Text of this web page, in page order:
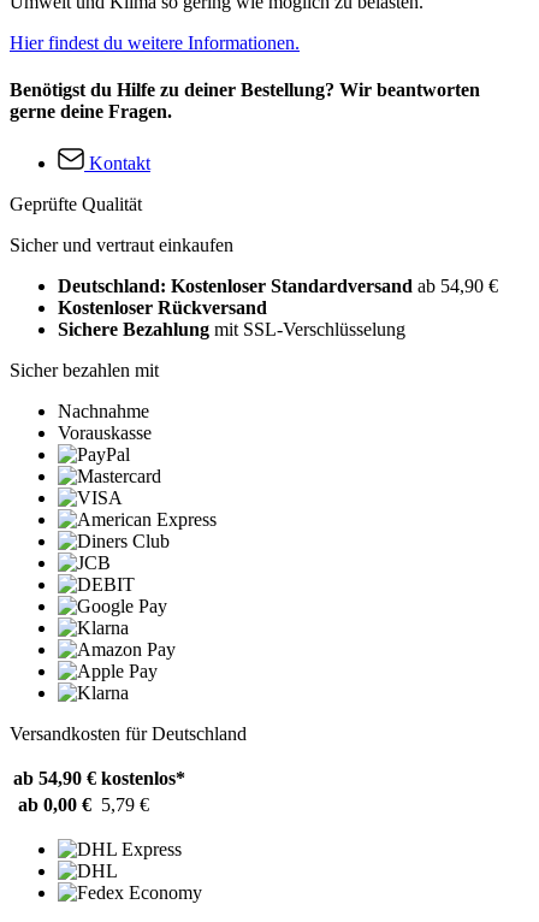
Hier findest du weitere Informationen.
Benötigst du Hilfe zu deiner Bestellung? Wir beantworten
gerne deine Fragen.
Kontakt
Geprüfte Qualität
Sicher und vertraut einkaufen
Deutschland: Kostenloser Standardversand ab 54,90 €
Kostenloser Rückversand
Sichere Bezahlung mit SSL-Verschlüsselung
Sicher bezahlen mit
Nachnahme
Vorauskasse
Versandkosten für Deutschland
ab 54,90 € kostenlos*
ab 0,00 € 5,79 €